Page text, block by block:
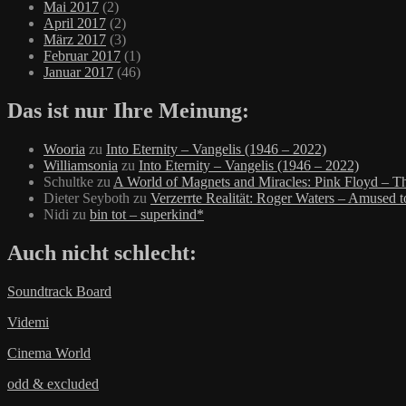
Mai 2017 (2)
April 2017 (2)
März 2017 (3)
Februar 2017 (1)
Januar 2017 (46)
Das ist nur Ihre Meinung:
Wooria zu Into Eternity – Vangelis (1946 – 2022)
Williamsonia zu Into Eternity – Vangelis (1946 – 2022)
Schultke zu A World of Magnets and Miracles: Pink Floyd –
Dieter Seyboth zu Verzerrte Realität: Roger Waters – Amused
Nidi zu bin tot – superkind*
Auch nicht schlecht:
Soundtrack Board
Videmi
Cinema World
odd & excluded